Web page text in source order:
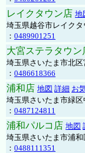
レイクタウン店 地
埼玉県越谷市レイク
： 0489901251
大宮ステラタウン
埼玉県さいたま市北
： 0486618366
浦和店 地図 詳細 お
埼玉県さいたま市緑区
： 0487124811
浦和パルコ店 地図
埼玉県さいたま市浦
： 0488111351